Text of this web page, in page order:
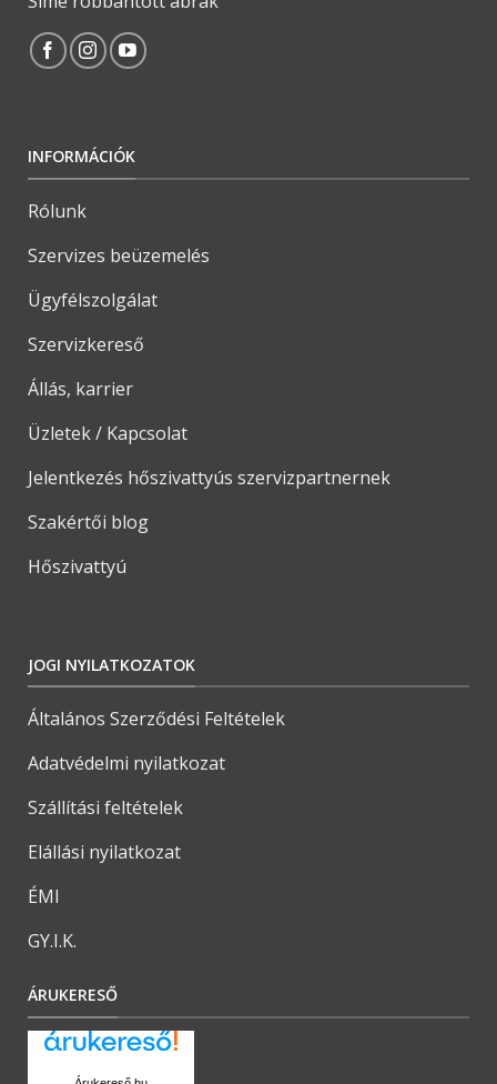
INFORMÁCIÓK
Rólunk
Szervizes beüzemelés
Ügyfélszolgálat
Szervizkereső
Állás, karrier
Üzletek / Kapcsolat
Jelentkezés hőszivattyús szervizpartnernek
Szakértői blog
Hőszivattyú
JOGI NYILATKOZATOK
Általános Szerződési Feltételek
Adatvédelmi nyilatkozat
Szállítási feltételek
Elállási nyilatkozat
ÉMI
GY.I.K.
ÁRUKERESŐ